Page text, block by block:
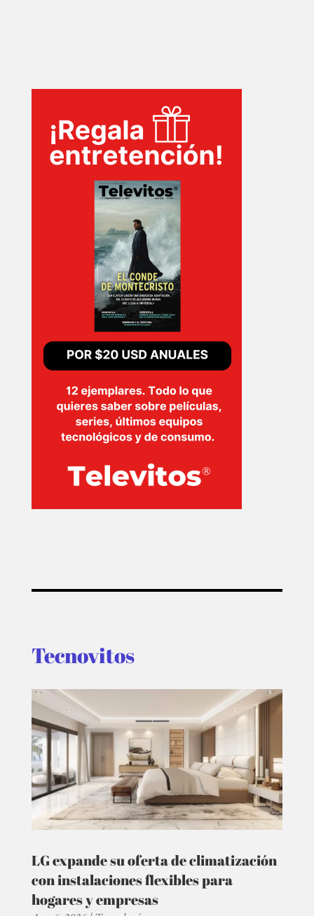
SERIES
TECNOVITOS
EVENTOS
Tecnovitos
LG expande su oferta de climatización
con instalaciones flexibles para
hogares y empresas